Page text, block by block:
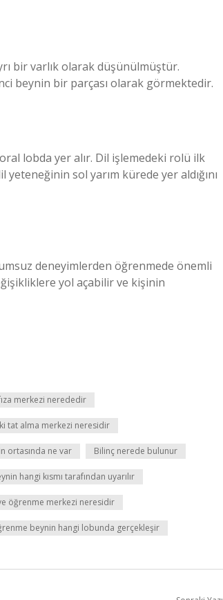
bir varlık olarak düşünülmüştür.
beynin bir parçası olarak görmektedir.
lobda yer alır. Dil işlemedeki rolü ilk
sol yarım kürede yer aldığını
deneyimlerden öğrenmede önemli
yol açabilir ve kişinin
merkezi nerededir
tat alma merkezi neresidir
ortasında ne var Bilinç nerede bulunur
hangi kısmı tarafından uyarılır
öğrenme merkezi neresidir
beynin hangi lobunda gerçekleşir